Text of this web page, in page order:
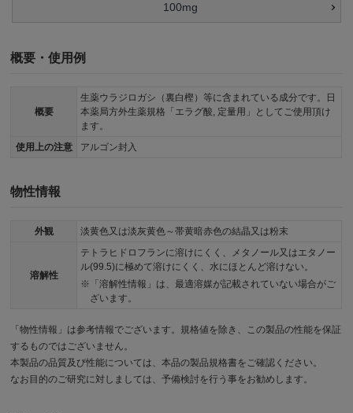
100mg
概要・使用例
概要
生薬ウラジロガシ（裏白樫）等に含まれている成分です。日
本薬局方外生薬規格「エラグ酸, 定量用」としてご使用頂け
ます。
使用上の注意
アルゴン封入
物性情報
外観 淡黄色又は淡灰黄色～帯黄暗赤色の結晶又は粉末
溶解性
テトラヒドロフランに溶けにくく、メタノール又はエタノー
ル(99.5)に極めて溶けにくく、水にほとんど溶けない。
「溶解性情報」は、最適溶媒が記載されていない場合がご
ざいます。
「物性情報」は参考情報でございます。規格値を除き、この製品の性能を保証
するものではございません。
本製品の品質及び性能については、本品の製品規格書をご確認ください。
なお目的のご研究に対しましては、予備検討を行う事をお勧めします。